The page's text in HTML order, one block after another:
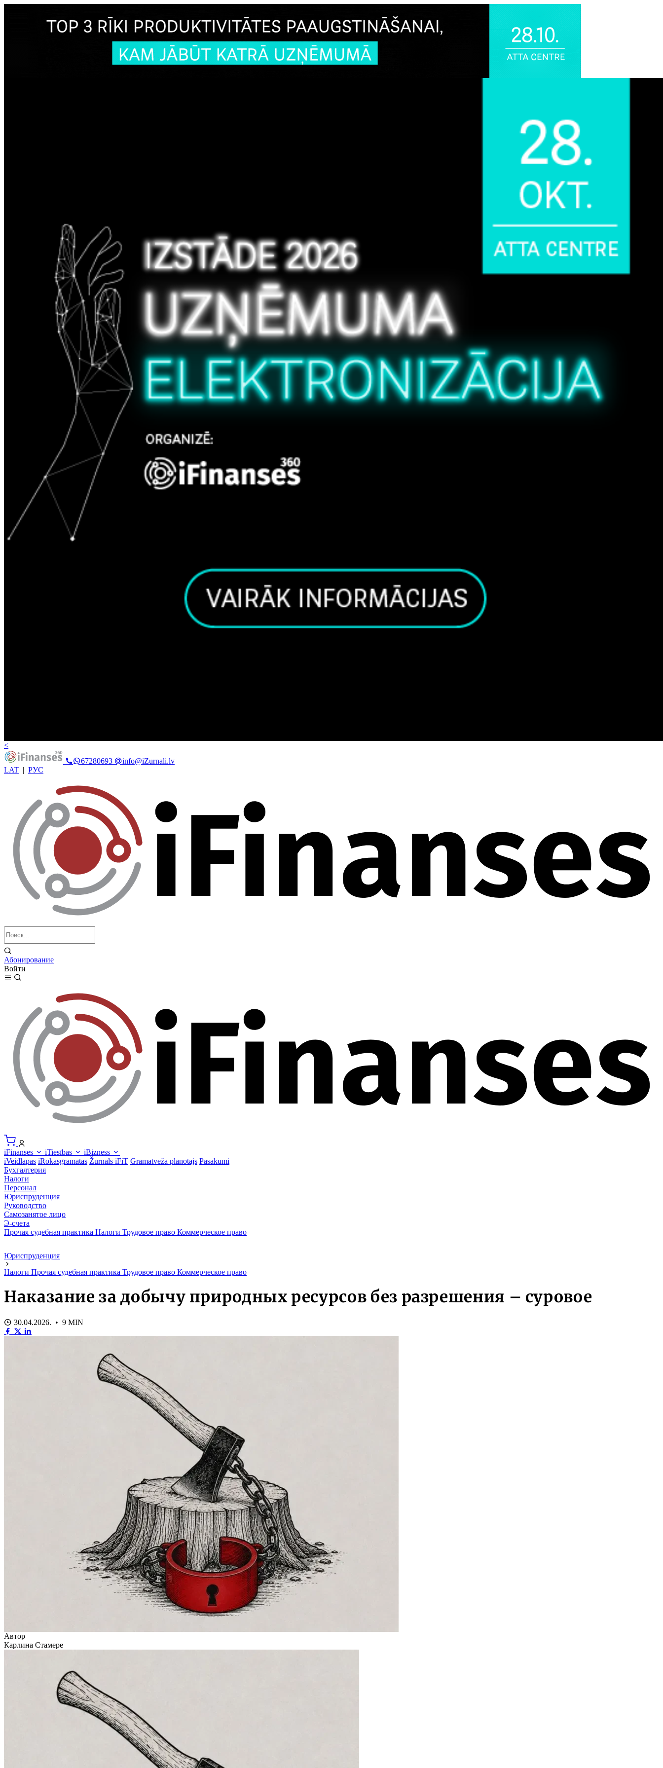
<
67280693
info@iZurnali.lv
LAT | РУС
Абонирование
Войти
iFinanses iTiesības
iBizness
iVeidlapas iRokasgrāmatas Žurnāls iFiT Grāmatveža plānotājs Pasākumi
Бухгалтерия
Налоги
Персонал
Юриспруденция
Руководство
Самозанятое лицо
Э-счета
Прочая судебная практика Налоги Трудовое право Коммерческое право
Юриспруденция
Налоги Прочая судебная практика Трудовое право Коммерческое право
Наказание за добычу природных ресурсов без разрешения – суровое
30.04.2026. • 9 MIN
Автор
Карлина Стамере